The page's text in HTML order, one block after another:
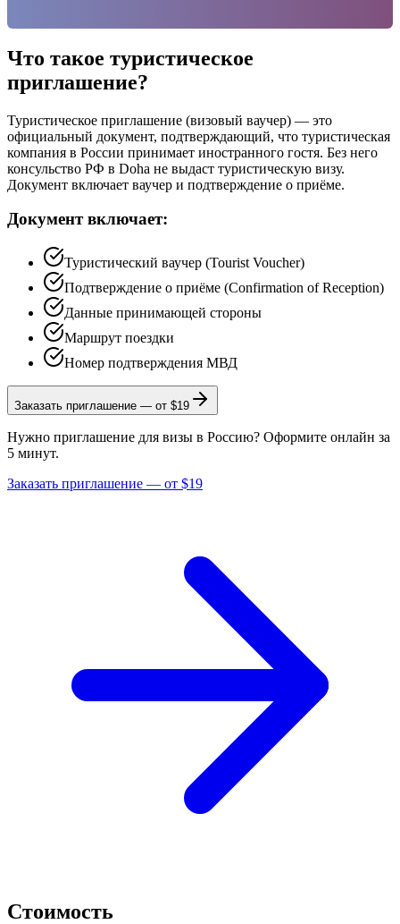
Что такое туристическое
приглашение?
Туристическое приглашение (визовый ваучер) — это
официальный документ, подтверждающий, что туристическая
компания в России принимает иностранного гостя. Без него
консульство РФ в Doha не выдаст туристическую визу.
Документ включает ваучер и подтверждение о приёме.
Документ включает:
Туристический ваучер (Tourist Voucher)
Подтверждение о приёме (Confirmation of Reception)
Данные принимающей стороны
Маршрут поездки
Номер подтверждения МВД
Заказать приглашение — от $19
Нужно приглашение для визы в Россию? Оформите онлайн за
5 минут.
Заказать приглашение — от $19
Стоимость